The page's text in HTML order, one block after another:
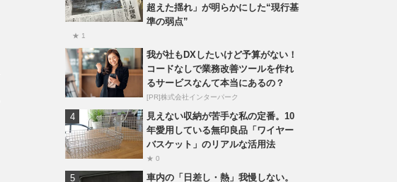
超えた揺れ」が明らかにした“現行基
準の弱点”
★ 1
我が社もDXしたいけど予算がない！
コードなしで業務改善ツールを作れ
るサービスなんて本当にあるの？
[PR]株式会社インターパーク
見えない収納が苦手な私の定番。10
年愛用している無印良品「ワイヤー
バスケット」のリアルな活用法
★ 0
車内の「日差し・熱」我慢しない。